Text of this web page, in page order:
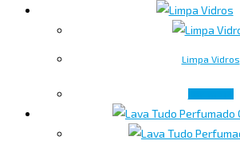
Limpa Vidros